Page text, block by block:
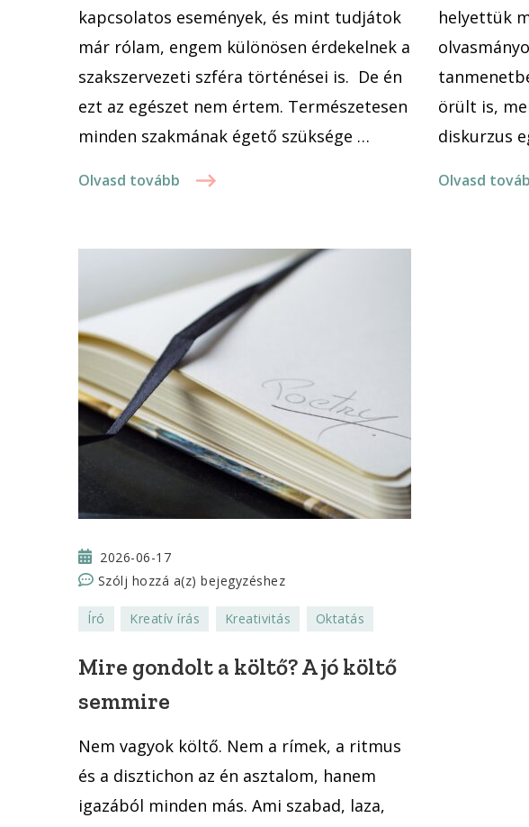
kapcsolatos események, és mint tudjátok
már rólam, engem különösen érdekelnek a
szakszervezeti szféra történései is. De én
ezt az egészet nem értem. Természetesen
minden szakmának égető szüksége …
Olvasd tovább
helyettük
örült is,
diskurzus
Olvasd
2026-06-17
Szólj hozzá a(z)Mire
A
semmire
bejegyzéshez
Író Kreatív írás Kreativitás Oktatás
Mire gondolt a költő? A jó költő
semmire
Nem vagyok költő. Nem a rímek, a ritmus
és a disztichon az én asztalom, hanem
igazából minden más. Ami szabad, laza,